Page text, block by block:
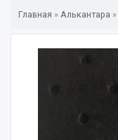
Главная » Алькантара »